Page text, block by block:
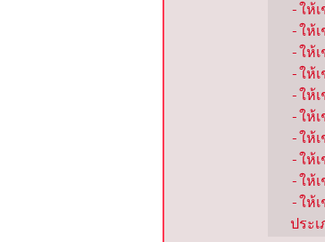
-ให้เ
-ให้
-ให้เ
-ให้
-ให้
-ให้
-ให้เ
-ให้
-ให้
-ให้
ประ